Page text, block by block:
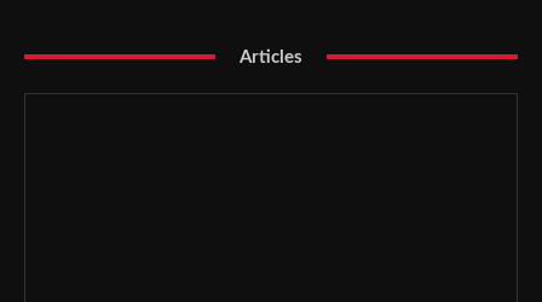
Articles